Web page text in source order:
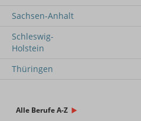
Sachsen-Anhalt
Schleswig-
Holstein
Thüringen
Alle Berufe A-Z